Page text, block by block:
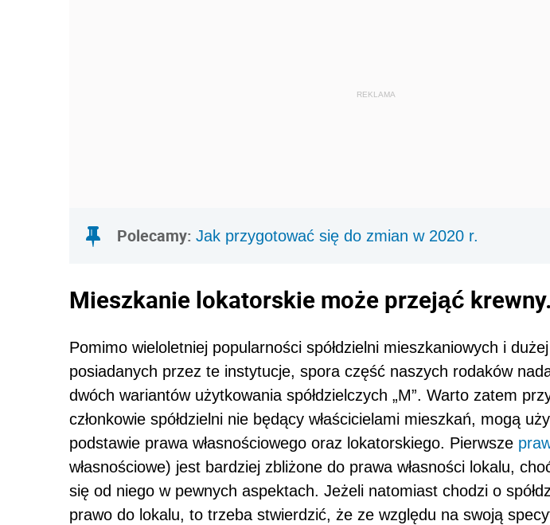
REKLAMA
Polecamy: Jak przygotować się do zmian w 2020 r.
Mieszkanie lokatorskie może przejąć
Pomimo wieloletniej popularności spółdzielni mieszkaniowych i
posiadanych przez te instytucje, spora część naszych rodaków
dwóch wariantów użytkowania spółdzielczych „M”. Warto zatem
członkowie spółdzielni nie będący właścicielami mieszkań, mogą
podstawie prawa własnościowego oraz lokatorskiego. Pierwsze
własnościowe) jest bardziej zbliżone do prawa własności lokalu,
się od niego w pewnych aspektach. Jeżeli natomiast chodzi o
prawo do lokalu, to trzeba stwierdzić, że ze względu na swoją